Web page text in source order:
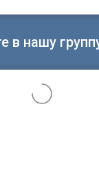
в нашу